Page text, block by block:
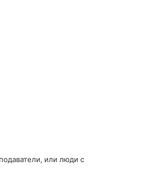
или люди с